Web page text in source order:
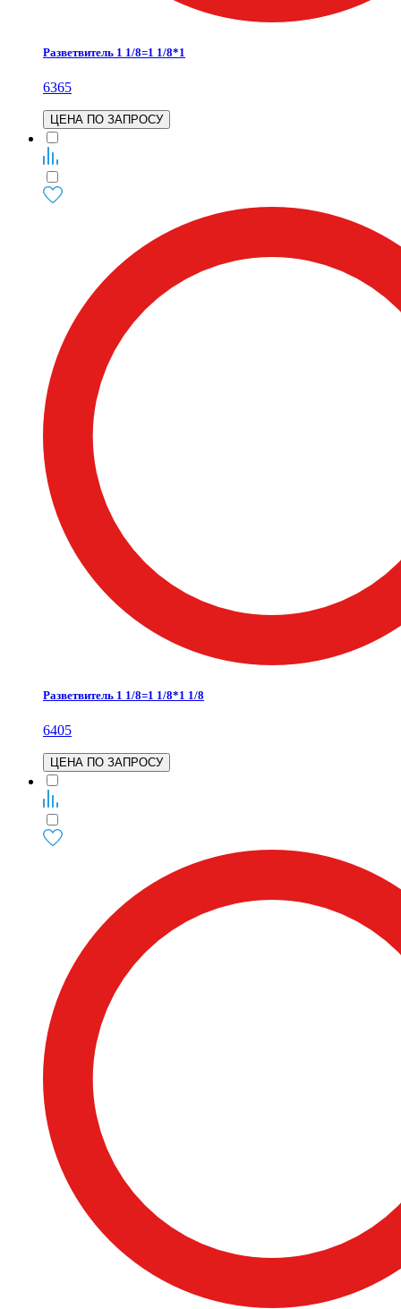
Разветвитель 1 1/8=1 1/8*1
6365
ЦЕНА ПО ЗАПРОСУ
Разветвитель 1 1/8=1 1/8*1 1/8
6405
ЦЕНА ПО ЗАПРОСУ